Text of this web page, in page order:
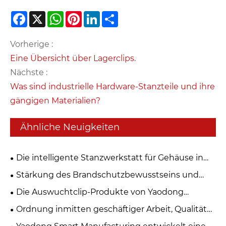
Facebook
X WhatsApp
PinterestLinkedIn
Vorherige :
Eine Übersicht über Lagerclips.
Nächste :
Was sind industrielle Hardware-Stanzteile und ihre
gängigen Materialien?
Ähnliche Neuigkeiten
Die intelligente Stanzwerkstatt für Gehäuse in
Zhejiang Yaodong nimmt offiziell die Produktion
auf und markiert einen neuen Meilenstein in der
Qualitätsverbesserung und Effizienzsteigerung
Stärkung des Brandschutzbewusstseins und
Aufbau einer sicheren Verteidigung – Zhejiang
Yaodong Intelligent Manufacturing Technology
Co., Ltd. führt Brandschutzübungen durch
Die Auswuchtclip-Produkte von Yaodong
Intelligent Manufacturing werden umfassend
verbessert. Die Präzisionsstanztechnologie
Ordnung inmitten geschäftiger Arbeit, Qualität
weist die Zukunft an: Die Yaodong-Werkstatt